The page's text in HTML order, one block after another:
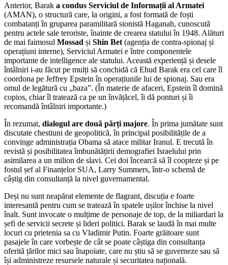
Anterior, Barak a condus Serviciul de Informații al Armatei
(AMAN), o structură care, la origini, a fost formată de foști
combatanți în gruparea paramilitară sionistă Haganah, cunoscută
pentru actele sale teroriste, înainte de crearea statului în 1948. Alături
de mai faimosul Mossad și Shin Bet (agenția de contra-spionaj și
operațiuni interne), Serviciul Armatei e între componentele
importante de intelligence ale statului. Această experiență și desele
întâlniri i-au făcut pe mulți să conchidă că Ehud Barak era cel care îl
coordona pe Jeffrey Epstein în operațiunile lui de spionaj. Sau era
omul de legătură cu „baza”. (În materie de afaceri, Epstein îl domină
copios, chiar îl tratează ca pe un învățăcel, îi dă ponturi și îi
recomandă întâlniri importante.)
În rezumat, dialogul are două părți majore. În prima jumătate sunt
discutate chestiuni de geopolitică, în principal posibilitățile de a
convinge administrația Obama să atace militar Iranul. E trecută în
revistă și posibilitatea îmbunătățirii demografiei Israelului prin
asimilarea a un milion de slavi. Cei doi încearcă să îl coopteze și pe
fostul șef al Finanțelor SUA, Larry Summers, într-o schemă de
câștig din consultanță la nivel guvernamental.
Deși nu sunt neapărat elemente de flagrant, discuția e foarte
interesantă pentru cum se tratează în spatele ușilor închise la nivel
înalt. Sunt invocate o mulțime de personaje de top, de la miliardari la
șefi de servicii secrete și lideri politici. Barak se laudă în mai multe
locuri cu prietenia sa cu Vladimir Putin. Foarte grăitoare sunt
pasajele în care vorbește de cât se poate câștiga din consultanța
oferită țărilor mici sau înapoiate, care nu știu să se guverneze sau să
își administreze resursele naturale și securitatea națională.